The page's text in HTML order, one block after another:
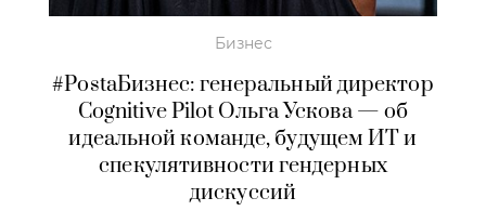
Бизнес
#PostaБизнес: генеральный директор
Cognitive Pilot Ольга Ускова — об
идеальной команде, будущем ИТ и
спекулятивности гендерных
дискуссий